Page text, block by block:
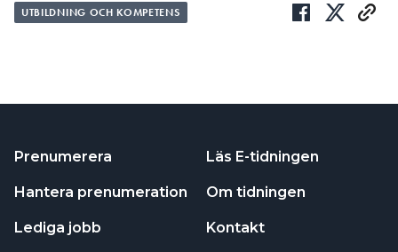
UTBILDNING OCH KOMPETENS
Prenumerera
Hantera prenumeration
Lediga jobb
Läs E-tidningen
Om tidningen
Kontakt